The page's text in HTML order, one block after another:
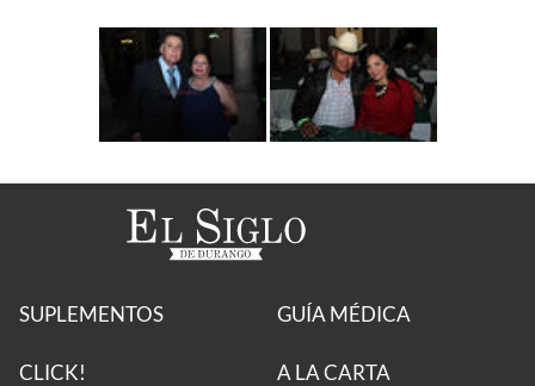
SUPLEMENTOS
CLICK!
GUÍA MÉDICA
A LA CARTA